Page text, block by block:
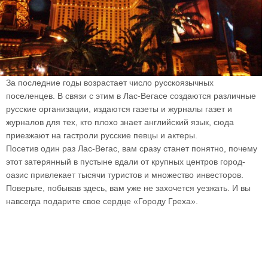
За последние годы возрастает число русскоязычных
поселенцев. В связи с этим в Лас-Вегасе создаются различные
русские организации, издаются газеты и журналы газет и
журналов для тех, кто плохо знает английский язык, сюда
приезжают на гастроли русские певцы и актеры.
Посетив один раз Лас-Вегас, вам сразу станет понятно, почему
этот затерянный в пустыне вдали от крупных центров город-
оазис привлекает тысячи туристов и множество инвесторов.
Поверьте, побывав здесь, вам уже не захочется уезжать. И вы
навсегда подарите свое сердце «Городу Греха».